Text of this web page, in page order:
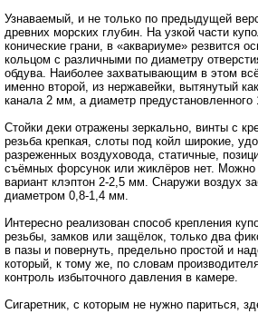
Узнаваемый, и не только по предыдущей
древних морских глубин. На узкой части
конические грани, в «аквариуме» резвится
кольцом с различными по диаметру
обдува. Наиболее захватывающим в этом
именно второй, из нержавейки, вытянутый
канала 2 мм, а диаметр
Стойки деки отражены зеркально, винты с
резьба крепкая, слоты под койл широкие,
разреженных воздуховода, статичные,
съёмных форсунок или жиклёров нет. Можно
вариант клэптон 2-2,5 мм. Снаружи воздух
диаметром 0,8-1,4 мм.
Интересно реализован способ крепления
резьбы, замков или защёлок, только два
в пазы и повернуть, предельно простой и
который, к тому же, по словам
контроль избыточного давления в камере.
Сигаретник, с которым не нужно париться,